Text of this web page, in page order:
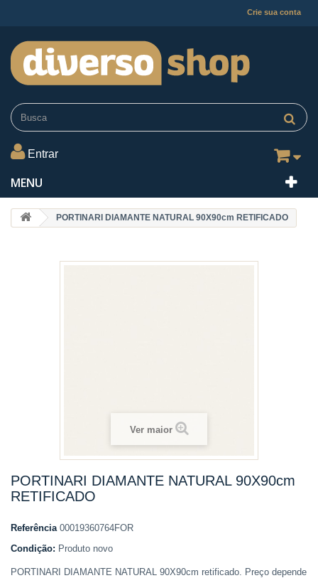
Crie sua conta
Entrar
MENU
PORTINARI DIAMANTE NATURAL 90X90cm RETIFICADO
Ver maior
PORTINARI DIAMANTE NATURAL 90X90cm
RETIFICADO
Referência 00019360764FOR
Condição: Produto novo
PORTINARI DIAMANTE NATURAL 90X90cm retificado. Preço depende